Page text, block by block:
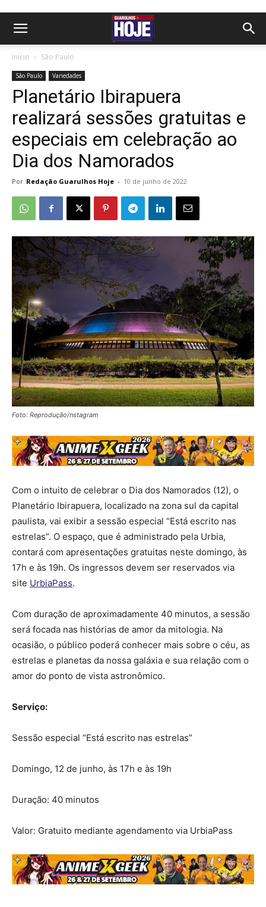
Início São Paulo
São Paulo Variedades
Planetário Ibirapuera
realizará sessões gratuitas e
especiais em celebração ao
Dia dos Namorados
Por Redação Guarulhos Hoje - 10 de junho de 2022
Foto: Reprodução/nstagram
Com o intuito de celebrar o Dia dos Namorados (12), o
Planetário Ibirapuera, localizado na zona sul da capital
paulista, vai exibir a sessão especial “Está escrito nas
estrelas”. O espaço, que é administrado pela Urbia,
contará com apresentações gratuitas neste domingo, às
17h e às 19h. Os ingressos devem ser reservados via
site UrbiaPass.
Com duração de aproximadamente 40 minutos, a sessão
será focada nas histórias de amor da mitologia. Na
ocasião, o público poderá conhecer mais sobre o céu, as
estrelas e planetas da nossa galáxia e sua relação com o
amor do ponto de vista astronômico.
Serviço:
Sessão especial “Está escrito nas estrelas”
Domingo, 12 de junho, às 17h e às 19h
Duração: 40 minutos
Valor: Gratuito mediante agendamento via UrbiaPass